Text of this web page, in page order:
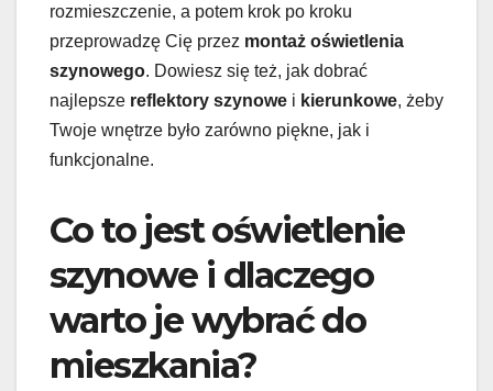
rozmieszczenie, a potem krok po kroku
przeprowadzę Cię przez montaż oświetlenia
szynowego. Dowiesz się też, jak dobrać
najlepsze reflektory szynowe i kierunkowe, żeby
Twoje wnętrze było zarówno piękne, jak i
funkcjonalne.
Co to jest oświetlenie
szynowe i dlaczego
warto je wybrać do
mieszkania?